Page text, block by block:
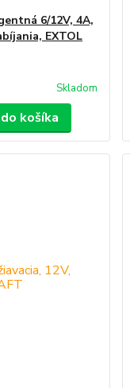
6/12V, 4A,
EXTOL
Skladom
košíka